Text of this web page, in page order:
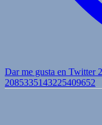
Dar me gusta en Twitter
2085335143225409652